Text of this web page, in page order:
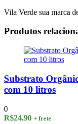
Vila Verde sua marca
Produtos
Substrato
com 10 litros
0
R$24,90 + frete